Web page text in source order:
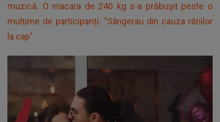
muzică. O macara de 240 kg s-a prăbușit peste o
mulțime de participanți: "Sângerau din cauza rănilor
la cap"